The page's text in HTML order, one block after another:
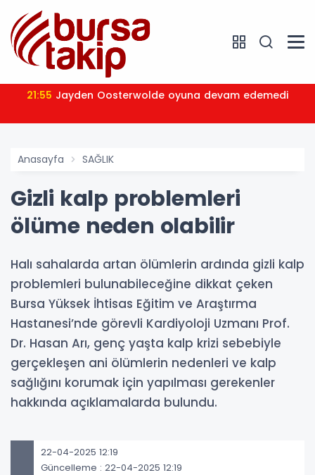
21:55 Jayden Oosterwolde oyuna devam edemedi
Anasayfa SAĞLIK
Gizli kalp problemleri
ölüme neden olabilir
Halı sahalarda artan ölümlerin ardında gizli kalp
problemleri bulunabileceğine dikkat çeken
Bursa Yüksek İhtisas Eğitim ve Araştırma
Hastanesi’nde görevli Kardiyoloji Uzmanı Prof.
Dr. Hasan Arı, genç yaşta kalp krizi sebebiyle
gerçekleşen ani ölümlerin nedenleri ve kalp
sağlığını korumak için yapılması gerekenler
hakkında açıklamalarda bulundu.
22-04-2025 12:19
Güncelleme : 22-04-2025 12:19